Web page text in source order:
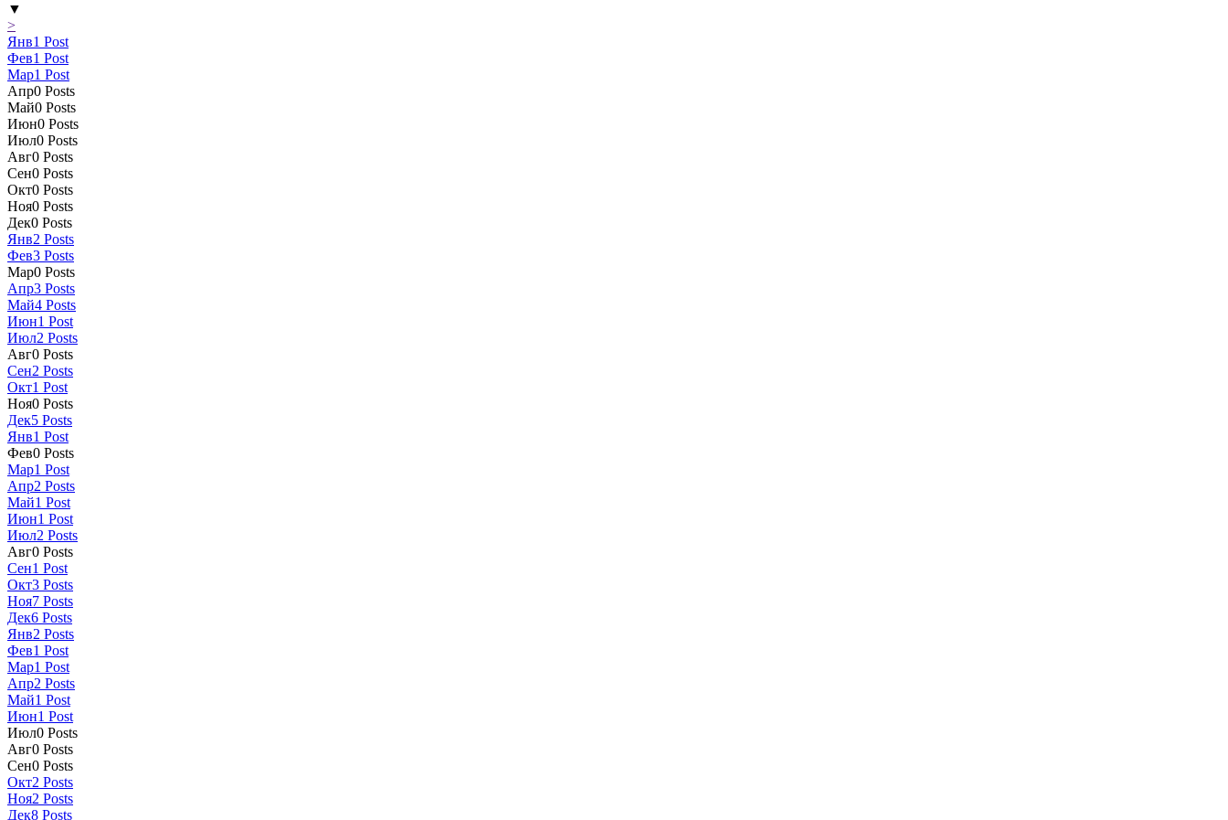
▼
>
Янв1 Post
Фев1 Post
Мар1 Post
Апр0 Posts
Май0 Posts
Июн0 Posts
Июл0 Posts
Авг0 Posts
Сен0 Posts
Окт0 Posts
Ноя0 Posts
Дек0 Posts
Янв2 Posts
Фев3 Posts
Мар0 Posts
Апр3 Posts
Май4 Posts
Июн1 Post
Июл2 Posts
Авг0 Posts
Сен2 Posts
Окт1 Post
Ноя0 Posts
Дек5 Posts
Янв1 Post
Фев0 Posts
Мар1 Post
Апр2 Posts
Май1 Post
Июн1 Post
Июл2 Posts
Авг0 Posts
Сен1 Post
Окт3 Posts
Ноя7 Posts
Дек6 Posts
Янв2 Posts
Фев1 Post
Мар1 Post
Апр2 Posts
Май1 Post
Июн1 Post
Июл0 Posts
Авг0 Posts
Сен0 Posts
Окт2 Posts
Ноя2 Posts
Дек8 Posts